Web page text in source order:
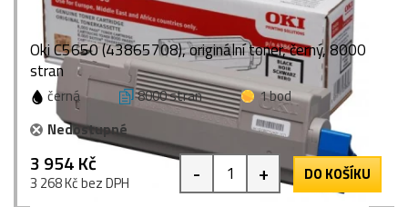
Oki C5650 (43865708), originální toner, černý, 8000
stran
černá 8000 stran
1 bod
Nedostupné
3 954 Kč
3 268 Kč bez DPH - + DO KOŠÍKU